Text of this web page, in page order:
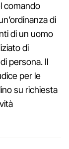
comando
di
di un uomo
di
persona. Il
per le
su richiesta